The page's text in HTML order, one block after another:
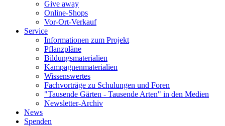
Give away
Online-Shops
Vor-Ort-Verkauf
Service
Informationen zum Projekt
Pflanzpläne
Bildungsmaterialien
Kampagnenmaterialien
Wissenswertes
Fachvorträge zu Schulungen und Foren
"Tausende Gärten - Tausende Arten" in den Medien
Newsletter-Archiv
News
Spenden